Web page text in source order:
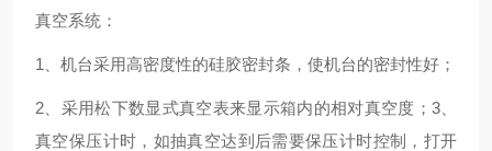
真空系统：
1 、机台采用高密度性的硅胶密封条，使机台的密封性好；
2 、采用松下数显式真空表来显示箱内的相对真空度； 3、
真空保压计时，如抽真空达到后需要保压计时控制，打开